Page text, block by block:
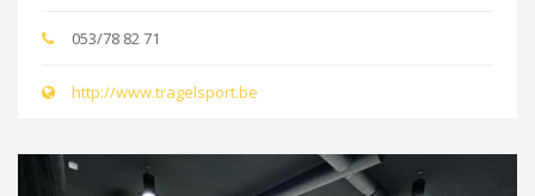
053/78 82 71
http://www.tragelsport.be